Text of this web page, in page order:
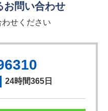
お問い合わせ
せください
24時間365日